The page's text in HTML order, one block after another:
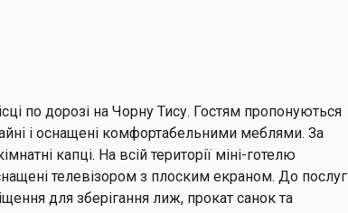
по дорозі на Чорну Тису. Гостям пропонуються
і оснащені комфортабельними меблями. За
капці. На всій території міні-готелю
телевізором з плоским екраном. До послуг
для зберігання лиж, прокат санок та